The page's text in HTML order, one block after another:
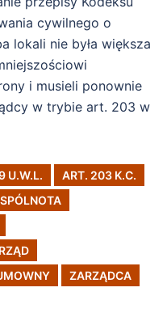
cywilnego o
lokali nie była większa
i musieli ponownie
w trybie art. 203 w
U.W.L.
ART. 203 K.C.
ZARZĄDCA